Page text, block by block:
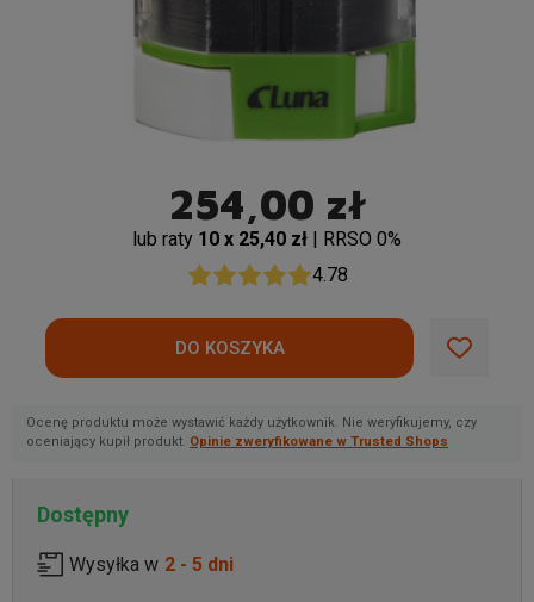
254,00 zł
lub raty 10 x 25,40 zł | RRSO 0%
4.78
Ocenę produktu może wystawić każdy użytkownik. Nie weryfikujemy, czy
oceniający kupił produkt. Opinie zweryfikowane w Trusted Shops
Dostępny
Wysyłka w 2 - 5 dni